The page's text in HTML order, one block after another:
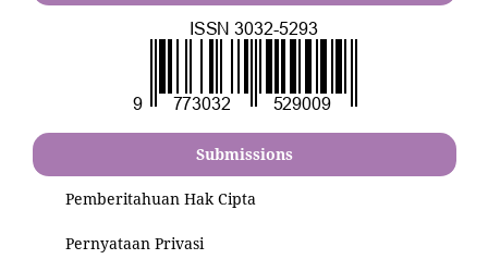
Submissions
Pemberitahuan Hak Cipta
Pernyataan Privasi